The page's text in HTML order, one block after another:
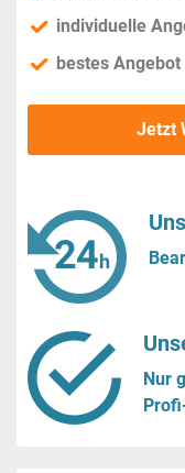
individuelle
bestes
Jetzt
Nur